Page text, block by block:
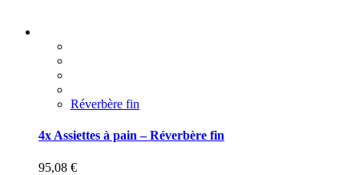
Réverbère fin
4x Assiettes à pain – Réverbère fin
95,08 €